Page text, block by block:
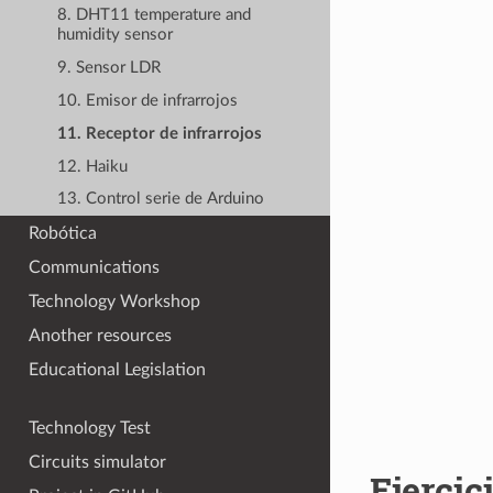
8. DHT11 temperature and
humidity sensor
9. Sensor LDR
10. Emisor de infrarrojos
11. Receptor de infrarrojos
12. Haiku
13. Control serie de Arduino
Robótica
Communications
Technology Workshop
Another resources
Educational Legislation
Technology Test
Circuits simulator